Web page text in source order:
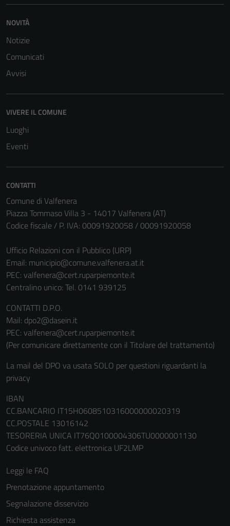
NOVITÀ
Notizie
Comunicati
Avvisi
VIVERE IL COMUNE
Luoghi
Eventi
CONTATTI
Comune di Valfenera
Piazza Tommaso Villa 3 - 14017 Valfenera (AT)
Codice fiscale / P. IVA: 00091920058 / 00091920058
Ufficio Relazioni con il Pubblico (URP)
Email: municipio@comune.valfenera.at.it
PEC: valfenera@cert.ruparpiemonte.it
Centralino unico: Tel. 0141 939125
CONTATTI D.P.O.
Mail: dpo2@dasein.it
PEC: valfenera@cert.ruparpiemonte.it
(Per comunicare direttamente con il Titolare del trattamento)
La mail del DPO va usata SOLO per questioni riguardanti la
privacy
IBAN
CC.BANCARIO IT15H0608510316000000020319
CC.POSTALE 13016142
TESORERIA UNICA IT76Q0100004306TU0000001130
Codice univoco fatt. elettronica UF2LMP
Leggi le FAQ
Prenotazione appuntamento
Segnalazione disservizio
Richiesta assistenza
sono necessari
disabilitati.
personali.